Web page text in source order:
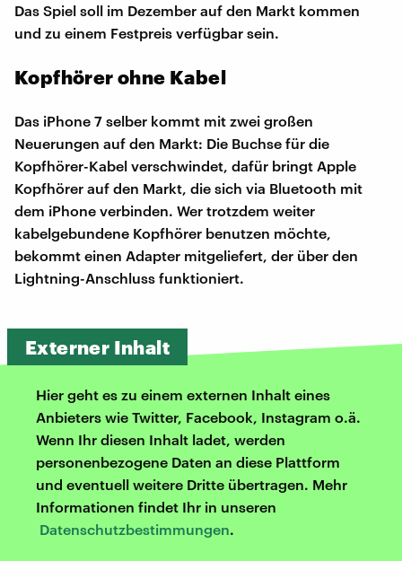
Das Spiel soll im Dezember auf den Markt kommen
und zu einem Festpreis verfügbar sein.
Kopfhörer ohne Kabel
Das iPhone 7 selber kommt mit zwei großen
Neuerungen auf den Markt: Die Buchse für die
Kopfhörer-Kabel verschwindet, dafür bringt Apple
Kopfhörer auf den Markt, die sich via Bluetooth mit
dem iPhone verbinden. Wer trotzdem weiter
kabelgebundene Kopfhörer benutzen möchte,
bekommt einen Adapter mitgeliefert, der über den
Lightning-Anschluss funktioniert.
Externer Inhalt
Hier geht es zu einem externen Inhalt eines
Anbieters wie Twitter, Facebook, Instagram o.ä.
Wenn Ihr diesen Inhalt ladet, werden
personenbezogene Daten an diese Plattform
und eventuell weitere Dritte übertragen. Mehr
Informationen findet Ihr in unseren
Datenschutzbestimmungen.